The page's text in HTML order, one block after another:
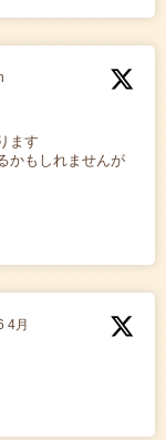
ます
かもしれませんが
4月